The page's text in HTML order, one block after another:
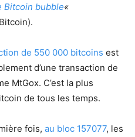
Bitcoin bubble«
de 550 000 bitcoins est
d’une transaction de
MtGox. C’est la plus
de tous les temps.
fois, au bloc 157077, les